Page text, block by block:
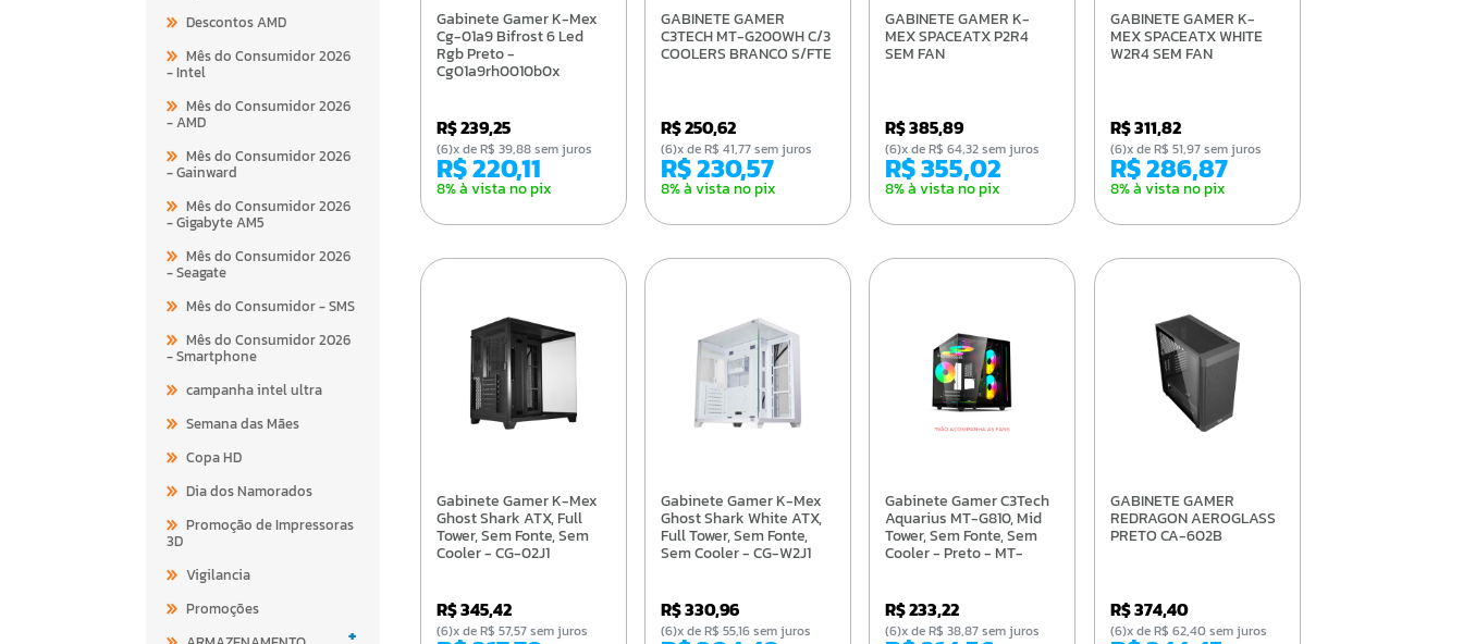
Descontos AMD
Mês do Consumidor 2026
- Intel
Mês do Consumidor 2026
- AMD
Mês do Consumidor 2026
- Gainward
Mês do Consumidor 2026
- Gigabyte AM5
Mês do Consumidor 2026
- Seagate
Mês do Consumidor - SMS
Mês do Consumidor 2026
- Smartphone
campanha intel ultra
Semana das Mães
Copa HD
Dia dos Namorados
Promoção de Impressoras
3D
Vigilancia
Promoções
+
Gabinete Gamer K-Mex
Cg-01a9 Bifrost 6 Led
Rgb Preto -
Cg01a9rh0010b0x
R$ 239,25
R$ 220,11
8% à vista no pix
(6)x de R$ 39,88 sem juros
GABINETE GAMER
C3TECH MT-G200WH C/3
COOLERS BRANCO S/FTE
R$ 250,62
R$ 230,57
8% à vista no pix
(6)x de R$ 41,77 sem juros
GABINETE GAMER K-
MEX SPACEATX P2R4
SEM FAN
R$ 385,89
R$ 355,02
8% à vista no pix
(6)x de R$ 64,32 sem juros
GABINETE GAMER K-
MEX SPACEATX WHITE
W2R4 SEM FAN
R$ 311,82
R$ 286,87
8% à vista no pix
(6)x de R$ 51,97 sem juros
Gabinete Gamer K-Mex
Ghost Shark ATX, Full
Tower, Sem Fonte, Sem
Cooler - CG-02J1
R$ 345,42
(6)x de R$ 57,57 sem juros
Gabinete Gamer K-Mex
Ghost Shark White ATX,
Full Tower, Sem Fonte,
Sem Cooler - CG-W2J1
R$ 330,96
(6)x de R$ 55,16 sem juros
Gabinete Gamer C3Tech
Aquarius MT-G810, Mid
Tower, Sem Fonte, Sem
Cooler - Preto - MT-
R$ 233,22
(6)x de R$ 38,87 sem juros
GABINETE GAMER
REDRAGON AEROGLASS
PRETO CA-602B
R$ 374,40
(6)x de R$ 62,40 sem juros